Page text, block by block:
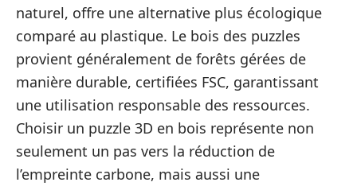
naturel, offre une alternative plus écologique
comparé au plastique. Le bois des puzzles
provient généralement de forêts gérées de
manière durable, certifiées FSC, garantissant
une utilisation responsable des ressources.
Choisir un puzzle 3D en bois représente non
seulement un pas vers la réduction de
l’empreinte carbone, mais aussi une